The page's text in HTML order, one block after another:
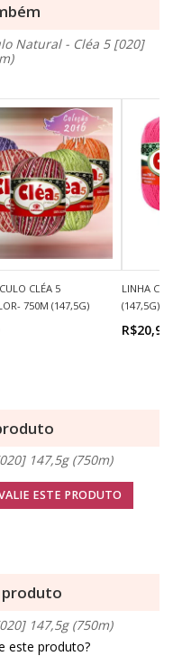
Natural - Cléa 5 [020]
CLÉA 5
750M (147,5G)
LINHA
(147,5G)
R$20,90
147,5g (750m)
ESTE PRODUTO
produto
147,5g (750m)
este produto?